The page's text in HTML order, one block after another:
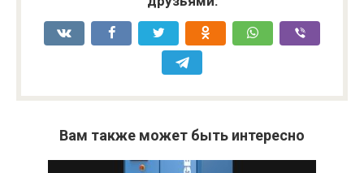
Вам также может быть интересно